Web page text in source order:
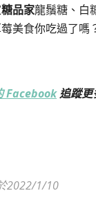
糖品家龍鬚糖、白
美食你吃過了嗎
Facebook追蹤更
2022/1/10